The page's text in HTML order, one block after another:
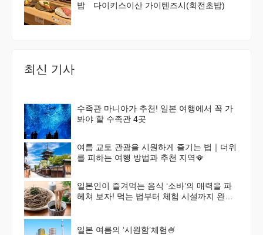
밥 다이키스이산 가이텐즈시(회전초밥)
최신 기사
수족관 마니아가 추천! 일본 여행에서 꼭 가
봐야 할 수족관 4곳
여름 교토 관광을 시원하게 즐기는 법｜더위
를 피하는 여행 방법과 추천 지역🪭
일본인이 즐겨먹는 음식 ‘소바’의 매력을 파
헤쳐 보자! 먹는 법부터 체험 시설까지 완벽
일본 여름의 ‘시원함’체험🍧